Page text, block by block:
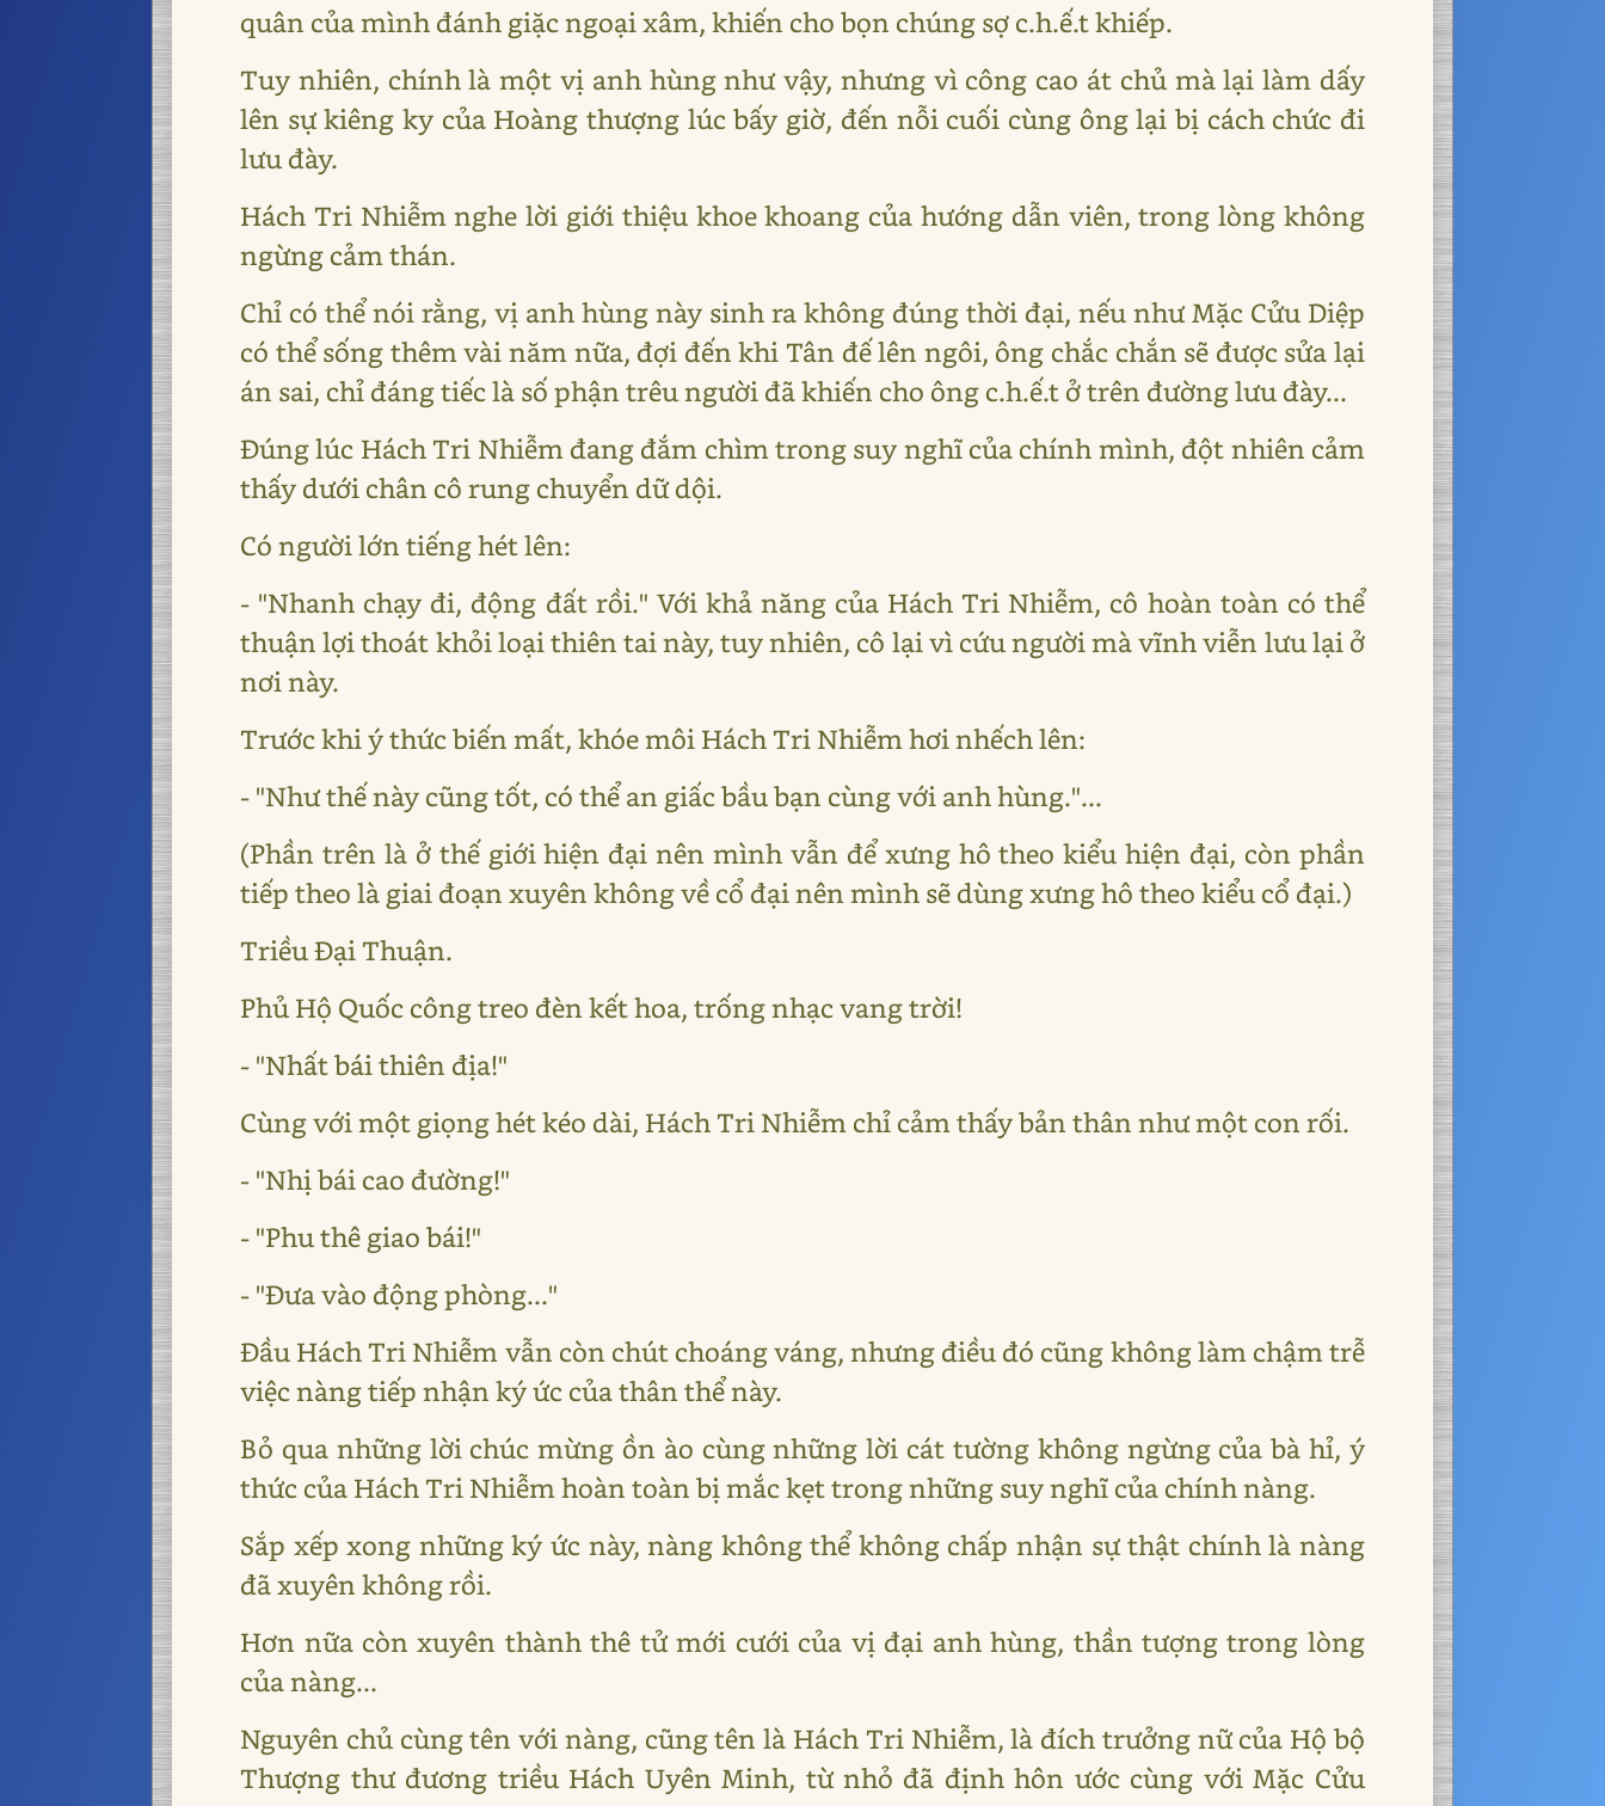
quân của mình đánh giặc ngoại xâm, khiến cho bọn chúng sợ c.h.ế.t khiếp.
Tuy nhiên, chính là một vị anh hùng như vậy, nhưng vì công cao át chủ mà lại làm dấy
lên sự kiêng ky của Hoàng thượng lúc bấy giờ, đến nỗi cuối cùng ông lại bị cách chức đi
lưu đày.
Hách Tri Nhiễm nghe lời giới thiệu khoe khoang của hướng dẫn viên, trong lòng không
ngừng cảm thán.
Chỉ có thể nói rằng, vị anh hùng này sinh ra không đúng thời đại, nếu như Mặc Cửu Diệp
có thể sống thêm vài năm nữa, đợi đến khi Tân đế lên ngôi, ông chắc chắn sẽ được sửa lại
án sai, chỉ đáng tiếc là số phận trêu người đã khiến cho ông c.h.ế.t ở trên đường lưu đày...
Đúng lúc Hách Tri Nhiễm đang đắm chìm trong suy nghĩ của chính mình, đột nhiên cảm
thấy dưới chân cô rung chuyển dữ dội.
Có người lớn tiếng hét lên:
- "Nhanh chạy đi, động đất rồi." Với khả năng của Hách Tri Nhiễm, cô hoàn toàn có thể
thuận lợi thoát khỏi loại thiên tai này, tuy nhiên, cô lại vì cứu người mà vĩnh viễn lưu lại ở
nơi này.
Trước khi ý thức biến mất, khóe môi Hách Tri Nhiễm hơi nhếch lên:
- "Như thế này cũng tốt, có thể an giấc bầu bạn cùng với anh hùng."...
(Phần trên là ở thế giới hiện đại nên mình vẫn để xưng hô theo kiểu hiện đại, còn phần
tiếp theo là giai đoạn xuyên không về cổ đại nên mình sẽ dùng xưng hô theo kiểu cổ đại.)
Triều Đại Thuận.
Phủ Hộ Quốc công treo đèn kết hoa, trống nhạc vang trời!
- "Nhất bái thiên địa!"
Cùng với một giọng hét kéo dài, Hách Tri Nhiễm chỉ cảm thấy bản thân như một con rối.
- "Nhị bái cao đường!"
- "Phu thê giao bái!"
- "Đưa vào động phòng..."
Đầu Hách Tri Nhiễm vẫn còn chút choáng váng, nhưng điều đó cũng không làm chậm trễ
việc nàng tiếp nhận ký ức của thân thể này.
Bỏ qua những lời chúc mừng ồn ào cùng những lời cát tường không ngừng của bà hỉ, ý
thức của Hách Tri Nhiễm hoàn toàn bị mắc kẹt trong những suy nghĩ của chính nàng.
Sắp xếp xong những ký ức này, nàng không thể không chấp nhận sự thật chính là nàng
đã xuyên không rồi.
Hơn nữa còn xuyên thành thê tử mới cưới của vị đại anh hùng, thần tượng trong lòng
của nàng...
Nguyên chủ cùng tên với nàng, cũng tên là Hách Tri Nhiễm, là đích trưởng nữ của Hộ bộ
Thượng thư đương triều Hách Uyên Minh, từ nhỏ đã định hôn ước cùng với Mặc Cửu